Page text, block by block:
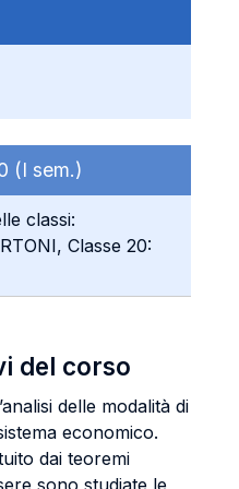
(I sem.)
classi:
Classe 20:
del corso
delle modalità di
economico.
dai teoremi
sono studiate le